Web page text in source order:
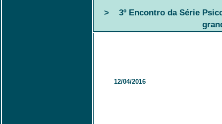
> 3º Encontro da Série
12/04/2016